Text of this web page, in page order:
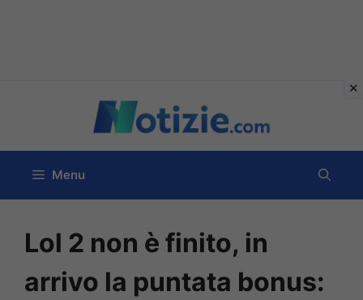
contenuto
Menu
Lol 2 non è finito, in
arrivo la puntata bonus: